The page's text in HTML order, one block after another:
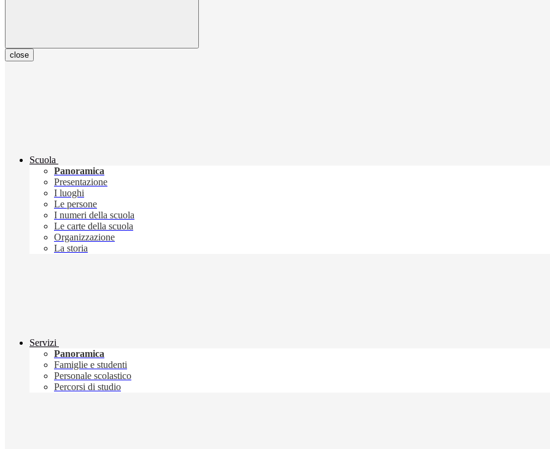
close
Scuola
Panoramica
Presentazione
I luoghi
Le persone
I numeri della scuola
Le carte della scuola
Organizzazione
La storia
Servizi
Panoramica
Famiglie e studenti
Personale scolastico
Percorsi di studio